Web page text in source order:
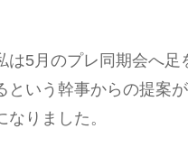
5月のプレ同期会へ足
いう幹事からの提案
りました。